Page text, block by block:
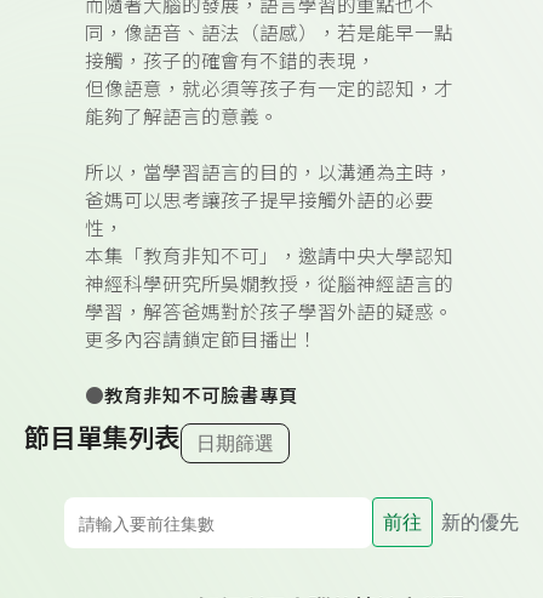
而隨著大腦的發展，語言學習的重點也不
同，像語音、語法（語感），若是能早一點
接觸，孩子的確會有不錯的表現，
但像語意，就必須等孩子有一定的認知，才
能夠了解語言的意義。
所以，當學習語言的目的，以溝通為主時，
爸媽可以思考讓孩子提早接觸外語的必要
性，
本集「教育非知不可」，邀請中央大學認知
神經科學研究所吳嫺教授，從腦神經語言的
學習，解答爸媽對於孩子學習外語的疑惑。
更多內容請鎖定節目播出！
●教育非知不可臉書專頁
節目單集列表 日期篩選
前往 新的優先